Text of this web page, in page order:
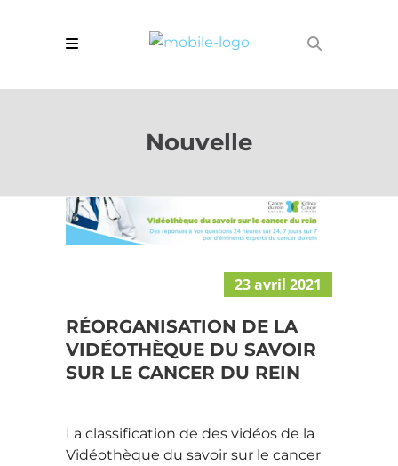
Nouvelle
23 avril 2021
RÉORGANISATION DE LA
VIDÉOTHÈQUE DU SAVOIR
SUR LE CANCER DU REIN
La classification de des vidéos de la
Vidéothèque du savoir sur le cancer